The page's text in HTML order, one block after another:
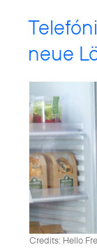
neue
Credits: Hello